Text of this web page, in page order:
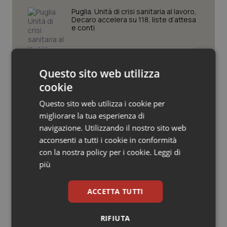
Veneto
Oncoematologia
Psoriasi & pelle
Quotidiano Cardiologia
Quotidiano Chirurgia
Quotidiano Oncologia
Quotidiano Pediatria
Puglia. Unità di crisi sanitaria al lavoro,
Decaro accelera su 118, liste d’attesa
e conti
informatico per segnalare l’esistenza
di un equivalente meno costoso
Influenza. Dal 1° ottobre al via la
campagna vaccinale 2026/2027 in
Lombardia
Lazio. Seduta straordinaria del
“Senza personale né servizi. Dov’è la
Questo sito web utilizza
cookie
Questo sito web utilizza i cookie per
migliorare la tua esperienza di
navigazione. Utilizzando il nostro sito web
acconsenti a tutti i cookie in conformità
con la nostra policy per i cookie. Leggi di
più
ACCETTA TUTTI
RIFIUTA